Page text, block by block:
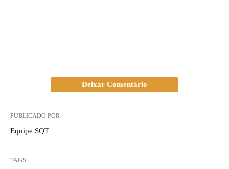
Deixar Comentário
PUBLICADO POR
Equipe SQT
TAGS: